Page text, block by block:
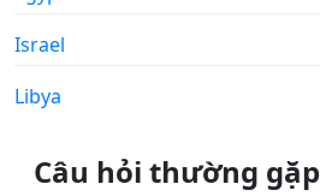
Israel
Libya
Câu hỏi thường gặp